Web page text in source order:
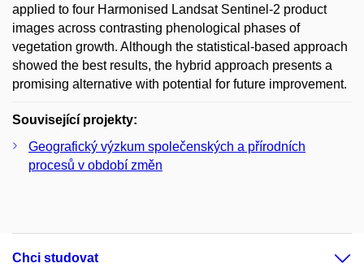
applied to four Harmonised Landsat Sentinel-2 product
images across contrasting phenological phases of
vegetation growth. Although the statistical-based approach
showed the best results, the hybrid approach presents a
promising alternative with potential for future improvement.
Související projekty:
Geografický výzkum společenských a přírodních
procesů v období změn
Chci studovat